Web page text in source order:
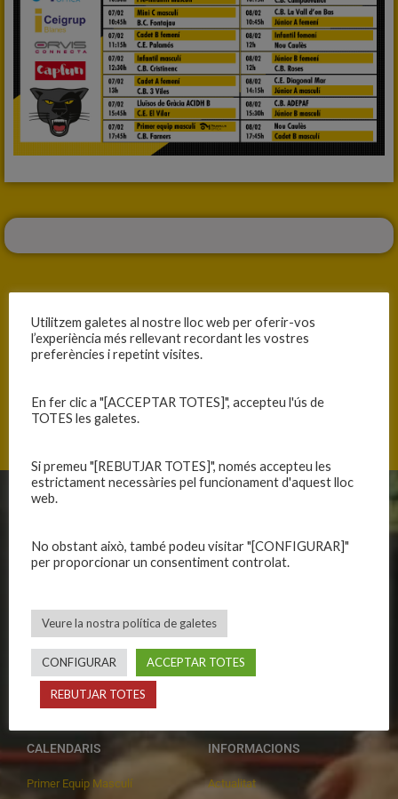
ANTERIOR
Història
Organització
Avís legal
Política de privadesa
Política de galetes
Primer equip masculí
Primer equip femení
C.E. El Vilar
Escola
CALENDARIS
Primer Equip Masculí
INFORMACIONS
Actualitat
Utilitzem galetes al nostre lloc web per oferir-vos
l’experiència més rellevant recordant les vostres
preferències i repetint visites.
En fer clic a "[ACCEPTAR TOTES]", accepteu l'ús de
TOTES les galetes.
Si premeu "[REBUTJAR TOTES]", només accepteu les
estrictament necessàries pel funcionament d'aquest lloc
web.
No obstant això, també podeu visitar "[CONFIGURAR]"
per proporcionar un consentiment controlat.
Veure la nostra política de galetes
CONFIGURAR ACCEPTAR TOTES
REBUTJAR TOTES